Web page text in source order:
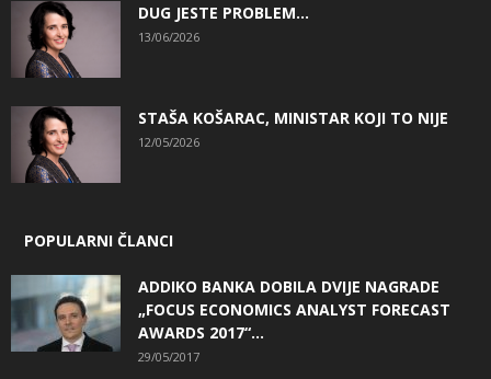
DUG JESTE PROBLEM…
13/06/2026
STAŠA KOŠARAC, MINISTAR KOJI TO NIJE
12/05/2026
POPULARNI ČLANCI
ADDIKO BANKA DOBILA DVIJE NAGRADE
„FOCUS ECONOMICS ANALYST FORECAST
AWARDS 2017“...
29/05/2017